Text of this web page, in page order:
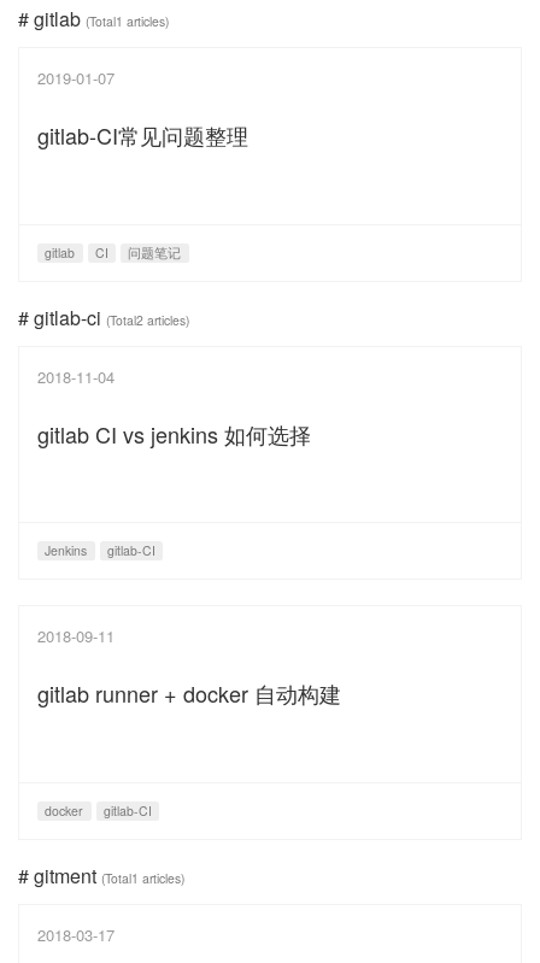
# gitlab (Total1 articles)
2019-01-07
gitlab-CI常见问题整理
gitlab CI 问题笔记
# gitlab-ci (Total2 articles)
2018-11-04
gitlab CI vs jenkins 如何选择
Jenkins gitlab-CI
2018-09-11
gitlab runner + docker 自动构建
docker gitlab-CI
# gitment (Total1 articles)
2018-03-17